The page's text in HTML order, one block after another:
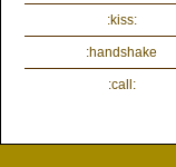
:kiss:
:handshake
:call: